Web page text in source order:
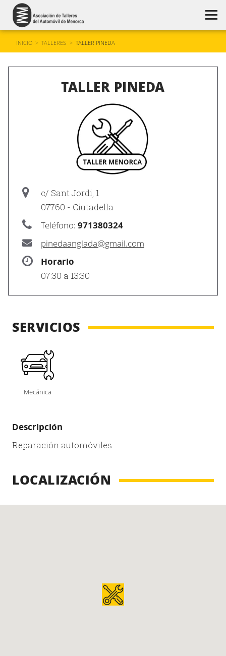
INICIO > TALLERES > TALLER PINEDA
TALLER PINEDA
c/ Sant Jordi, 1
07760 - Ciutadella
Teléfono: 971380324
pinedaanglada@gmail.com
Horario
07:30 a 13:30
SERVICIOS
Mecánica
Descripción
Reparación automóviles
LOCALIZACIÓN